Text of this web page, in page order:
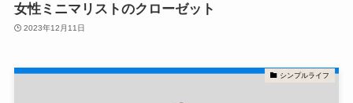
女性ミニマリストのクローゼット
2023年12月11日
シンプルライフ